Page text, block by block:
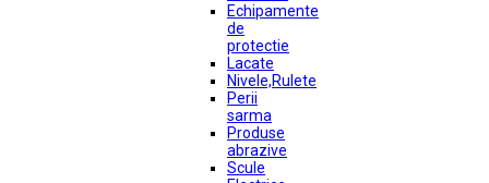
Echipamente
de
protectie
Lacate
Nivele,Rulete
Perii
sarma
Produse
abrazive
Scule